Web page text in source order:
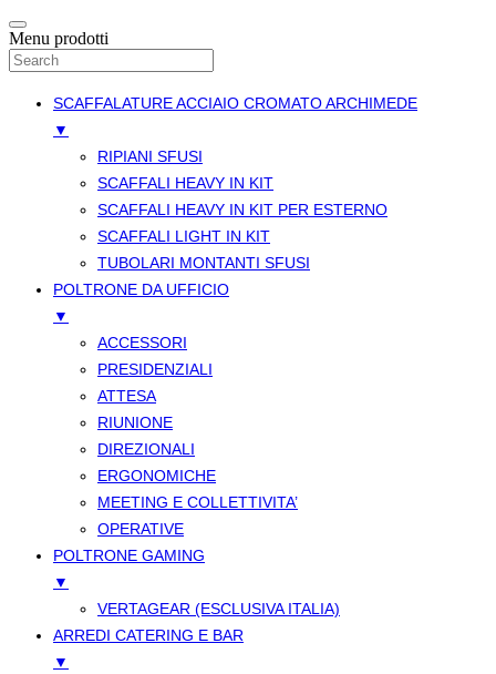
Menu prodotti
SCAFFALATURE ACCIAIO CROMATO ARCHIMEDE
▼
RIPIANI SFUSI
SCAFFALI HEAVY IN KIT
SCAFFALI HEAVY IN KIT PER ESTERNO
SCAFFALI LIGHT IN KIT
TUBOLARI MONTANTI SFUSI
POLTRONE DA UFFICIO
▼
ACCESSORI
PRESIDENZIALI
ATTESA
RIUNIONE
DIREZIONALI
ERGONOMICHE
MEETING E COLLETTIVITA’
OPERATIVE
POLTRONE GAMING
▼
VERTAGEAR (ESCLUSIVA ITALIA)
ARREDI CATERING E BAR
▼